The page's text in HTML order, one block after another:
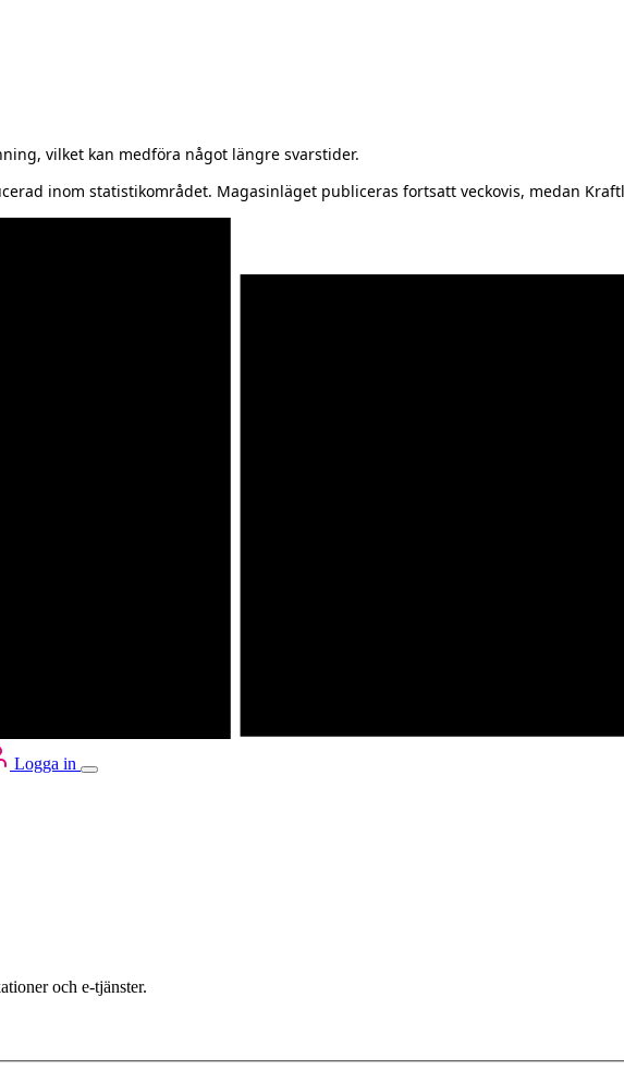
vilket kan medföra något längre svarstider.
inom statistikområdet. Magasinläget publiceras fortsatt veckovis, medan
Logga in
och e-tjänster.